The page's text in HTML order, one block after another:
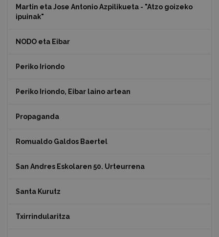
Martin eta Jose Antonio Azpilikueta - "Atzo goizeko
ipuinak"
NODO eta Eibar
Periko Iriondo
Periko Iriondo, Eibar laino artean
Propaganda
Romualdo Galdos Baertel
San Andres Eskolaren 50. Urteurrena
Santa Kurutz
Txirrindularitza